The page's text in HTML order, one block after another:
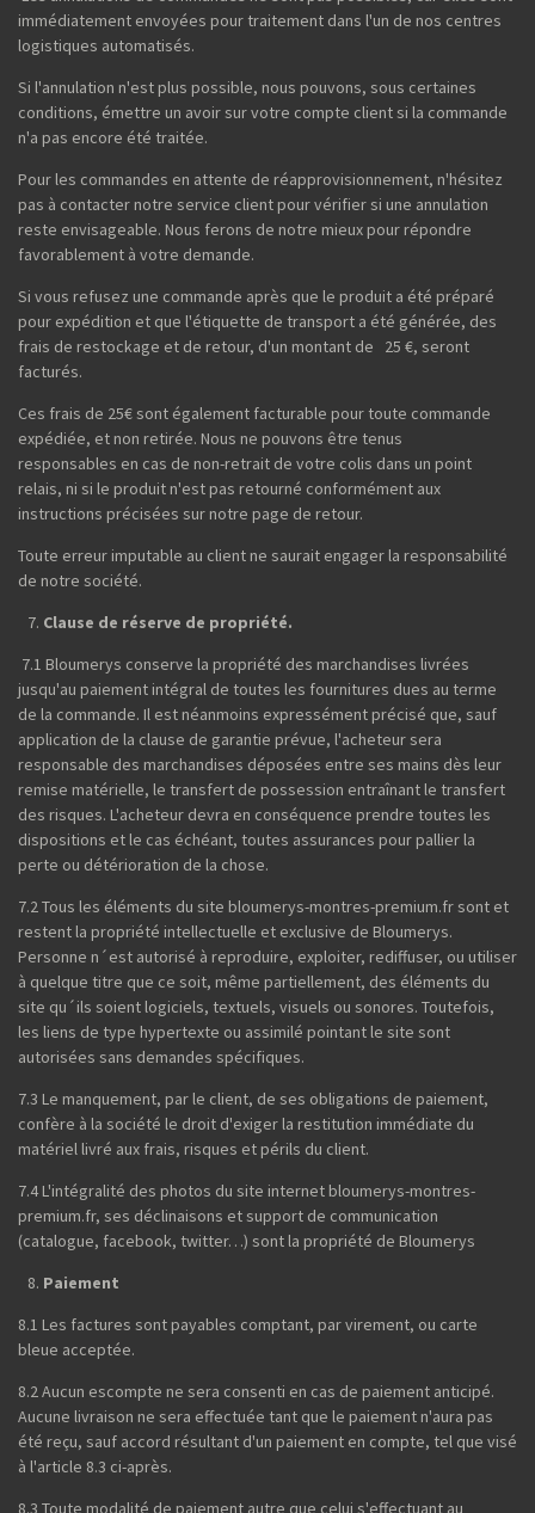
immédiatement envoyées pour traitement dans l'un de nos centres
logistiques automatisés.
Si l'annulation n'est plus possible, nous pouvons, sous certaines
conditions, émettre un avoir sur votre compte client si la commande
n'a pas encore été traitée.
Pour les commandes en attente de réapprovisionnement, n'hésitez
pas à contacter notre service client pour vérifier si une annulation
reste envisageable. Nous ferons de notre mieux pour répondre
favorablement à votre demande.
Si vous refusez une commande après que le produit a été préparé
pour expédition et que l'étiquette de transport a été générée, des
frais de restockage et de retour, d'un montant de 25 €, seront
facturés.
Ces frais de 25€ sont également facturable pour toute commande
expédiée, et non retirée. Nous ne pouvons être tenus
responsables en cas de non-retrait de votre colis dans un point
relais, ni si le produit n'est pas retourné conformément aux
instructions précisées sur notre page de retour.
Toute erreur imputable au client ne saurait engager la responsabilité
de notre société.
Clause de réserve de propriété.
7.1 Bloumerys conserve la propriété des marchandises livrées
jusqu'au paiement intégral de toutes les fournitures dues au terme
de la commande. Il est néanmoins expressément précisé que, sauf
application de la clause de garantie prévue, l'acheteur sera
responsable des marchandises déposées entre ses mains dès leur
remise matérielle, le transfert de possession entraînant le transfert
des risques. L'acheteur devra en conséquence prendre toutes les
dispositions et le cas échéant, toutes assurances pour pallier la
perte ou détérioration de la chose.
7.2 Tous les éléments du site bloumerys-montres-premium.fr sont et
restent la propriété intellectuelle et exclusive de Bloumerys.
Personne n´est autorisé à reproduire, exploiter, rediffuser, ou utiliser
à quelque titre que ce soit, même partiellement, des éléments du
site qu´ils soient logiciels, textuels, visuels ou sonores. Toutefois,
les liens de type hypertexte ou assimilé pointant le site sont
autorisées sans demandes spécifiques.
7.3 Le manquement, par le client, de ses obligations de paiement,
confère à la société le droit d'exiger la restitution immédiate du
matériel livré aux frais, risques et périls du client.
7.4 L'intégralité des photos du site internet bloumerys-montres-
premium.fr, ses déclinaisons et support de communication
(catalogue, facebook, twitter…) sont la propriété de Bloumerys
Paiement
8.1 Les factures sont payables comptant, par virement, ou carte
bleue acceptée.
8.2 Aucun escompte ne sera consenti en cas de paiement anticipé.
Aucune livraison ne sera effectuée tant que le paiement n'aura pas
été reçu, sauf accord résultant d'un paiement en compte, tel que visé
à l'article 8.3 ci-après.
8.3 Toute modalité de paiement autre que celui s'effectuant au